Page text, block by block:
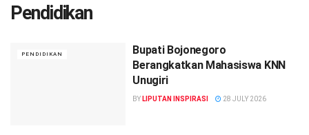
Pendidikan
PENDIDIKAN
Bupati Bojonegoro
Berangkatkan Mahasiswa KNN
Unugiri
BY LIPUTAN INSPIRASI 28 JULY 2026